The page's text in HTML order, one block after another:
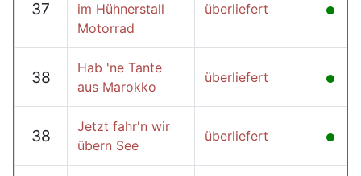
37
im Hühnerstall
Motorrad
überliefert
38
Hab 'ne Tante
aus Marokko
überliefert
38
Jetzt fahr'n wir
übern See
überliefert